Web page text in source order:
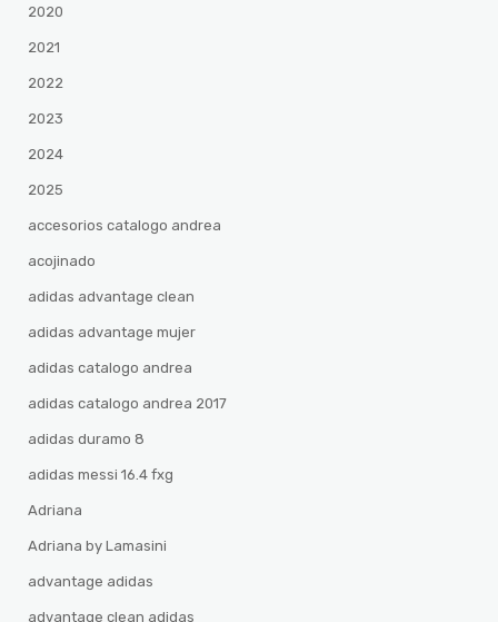
2020
2021
2022
2023
2024
2025
accesorios catalogo andrea
acojinado
adidas advantage clean
adidas advantage mujer
adidas catalogo andrea
adidas catalogo andrea 2017
adidas duramo 8
adidas messi 16.4 fxg
Adriana
Adriana by Lamasini
advantage adidas
advantage clean adidas